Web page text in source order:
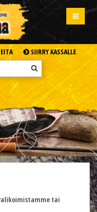
SIIRRY KASSALLE
tai